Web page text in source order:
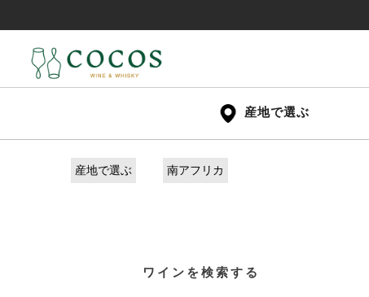
産地で選ぶ
産地で選ぶ 南アフリカ
ワインを検索する